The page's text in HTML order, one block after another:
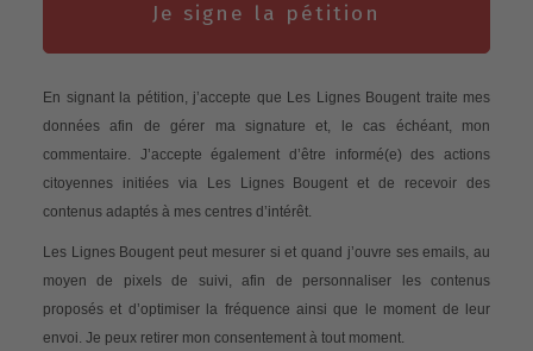
Je signe la pétition
En signant la pétition, j’accepte que Les Lignes Bougent traite mes
données afin de gérer ma signature et, le cas échéant, mon
commentaire. J’accepte également d’être informé(e) des actions
citoyennes initiées via Les Lignes Bougent et de recevoir des
contenus adaptés à mes centres d’intérêt.
Les Lignes Bougent peut mesurer si et quand j’ouvre ses emails, au
moyen de pixels de suivi, afin de personnaliser les contenus
proposés et d’optimiser la fréquence ainsi que le moment de leur
envoi. Je peux retirer mon consentement à tout moment.